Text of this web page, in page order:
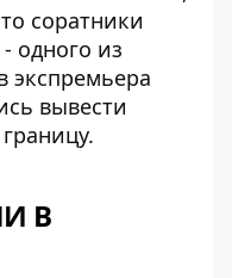
соратники
одного из
вывести
.
В